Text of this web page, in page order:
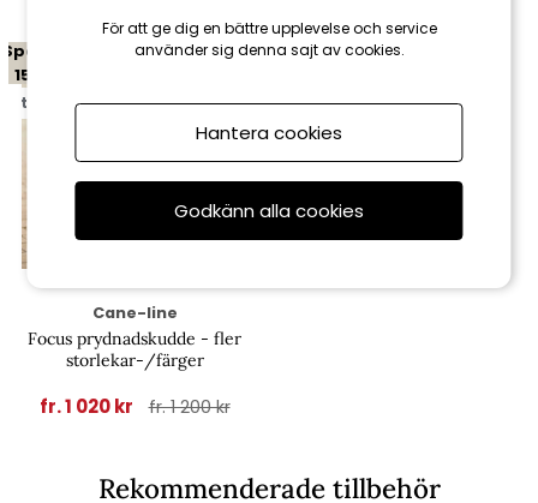
Spara
15%
till 16/8
Cane-line
Focus prydnadskudde - fler
storlekar-/färger
fr. 1 020 kr fr. 1 200 kr
Rekommenderade tillbehör
För att ge dig en bättre upplevelse och service
använder sig denna sajt av cookies.
Hantera cookies
Godkänn alla cookies